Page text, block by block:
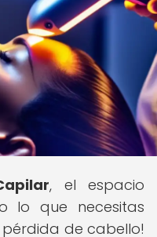
, el espacio
lo que necesitas
de cabello!